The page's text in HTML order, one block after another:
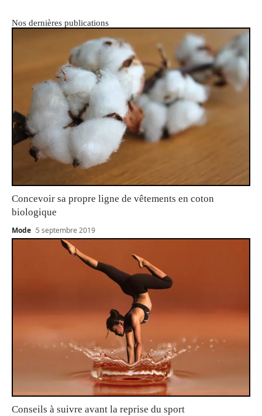
Nos dernières publications
Concevoir sa propre ligne de vêtements en coton
biologique
Mode 5 septembre 2019
Conseils à suivre avant la reprise du sport